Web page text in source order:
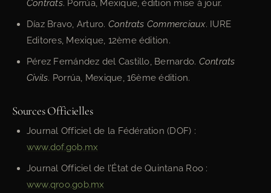
Contrats. Porrúa, Mexique, édition mise à jour.
Díaz Bravo, Arturo. Contrats Commerciaux. IURE
Editores, Mexique, 12ème édition.
Pérez Fernández del Castillo, Bernardo. Contrats
Civils. Porrúa, Mexique, 16ème édition.
Sources Officielles
Journal Officiel de la Fédération (DOF) :
www.dof.gob.mx
Journal Officiel de l’État de Quintana Roo :
www.qroo.gob.mx